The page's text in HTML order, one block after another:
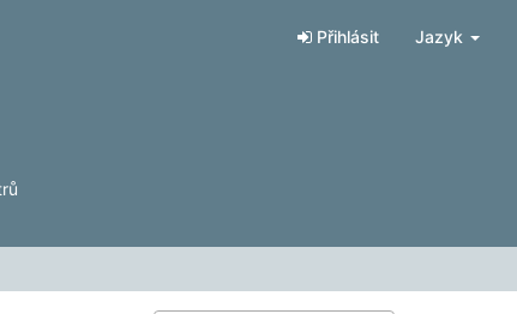
Přihlásit
Jazyk